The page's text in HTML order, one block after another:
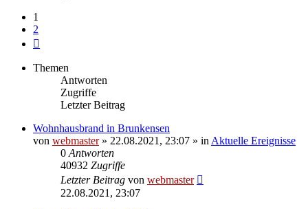
1
2
Themen
Antworten
Zugriffe
Letzter Beitrag
Wohnhausbrand in Brunkensen
von webmaster» 22.08.2021, 23:07 » in Aktuelle Ereignisse
0 Antworten
40932 Zugriffe
Letzter Beitrag von webmaster
22.08.2021, 23:07